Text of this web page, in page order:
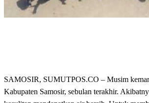
SAMOSIR, SUMUTPOS.CO – Musim
Kabupaten Samosir, sebulan terakhir.